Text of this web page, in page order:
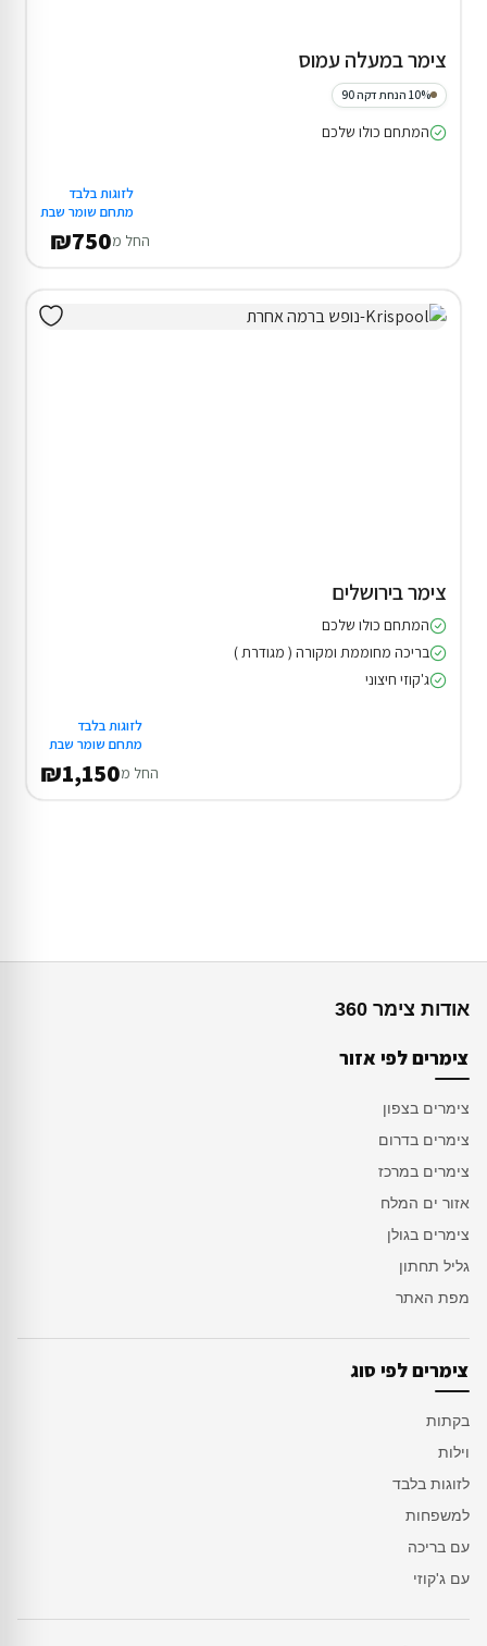
צימר במעלה עמוס
10% הנחת דקה 90
המתחם כולו שלכם
לזוגות בלבד
מתחם שומר שבת
החל מ₪750
צימר בירושלים
המתחם כולו שלכם
בריכה מחוממת ומקורה ( מגודרת )
ג'קוזי חיצוני
לזוגות בלבד
מתחם שומר שבת
החל מ₪1,150
אודות צימר 360
צימרים לפי אזור
צימרים בצפון
צימרים בדרום
צימרים במרכז
אזור ים המלח
צימרים בגולן
גליל תחתון
מפת האתר
צימרים לפי סוג
בקתות
וילות
לזוגות בלבד
למשפחות
עם בריכה
עם ג'קוזי